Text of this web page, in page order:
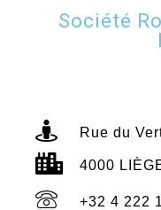
Société
Rue du
4000
+32 4 222